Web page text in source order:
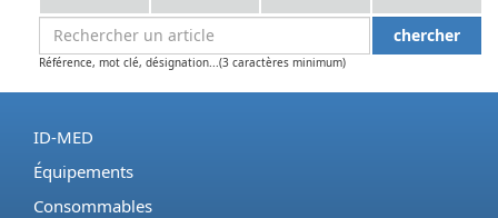
Référence, mot clé, désignation...(3 caractères minimum)
ID-MED
Équipements
Consommables